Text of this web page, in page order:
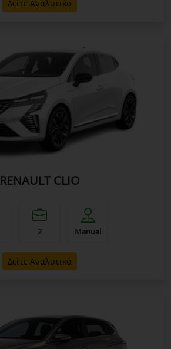
Δείτε Αναλυτικά
RENAULT CLIO
2 Manual
Δείτε Αναλυτικά